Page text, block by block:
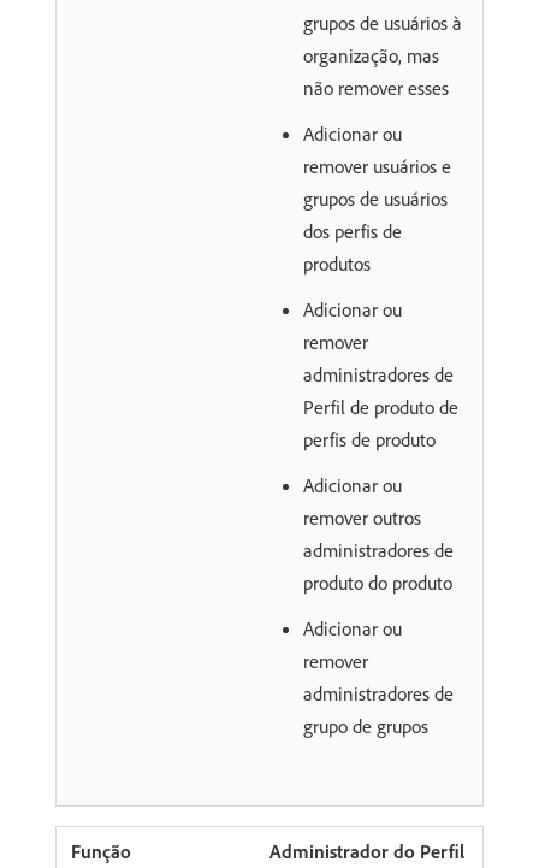
grupos de usuários à
organização, mas
não remover esses
Adicionar ou
remover usuários e
grupos de usuários
dos perfis de
produtos
Adicionar ou
remover
administradores de
Perfil de produto de
perfis de produto
Adicionar ou
remover outros
administradores de
produto do produto
Adicionar ou
remover
administradores de
grupo de grupos
Administrador do Perfil